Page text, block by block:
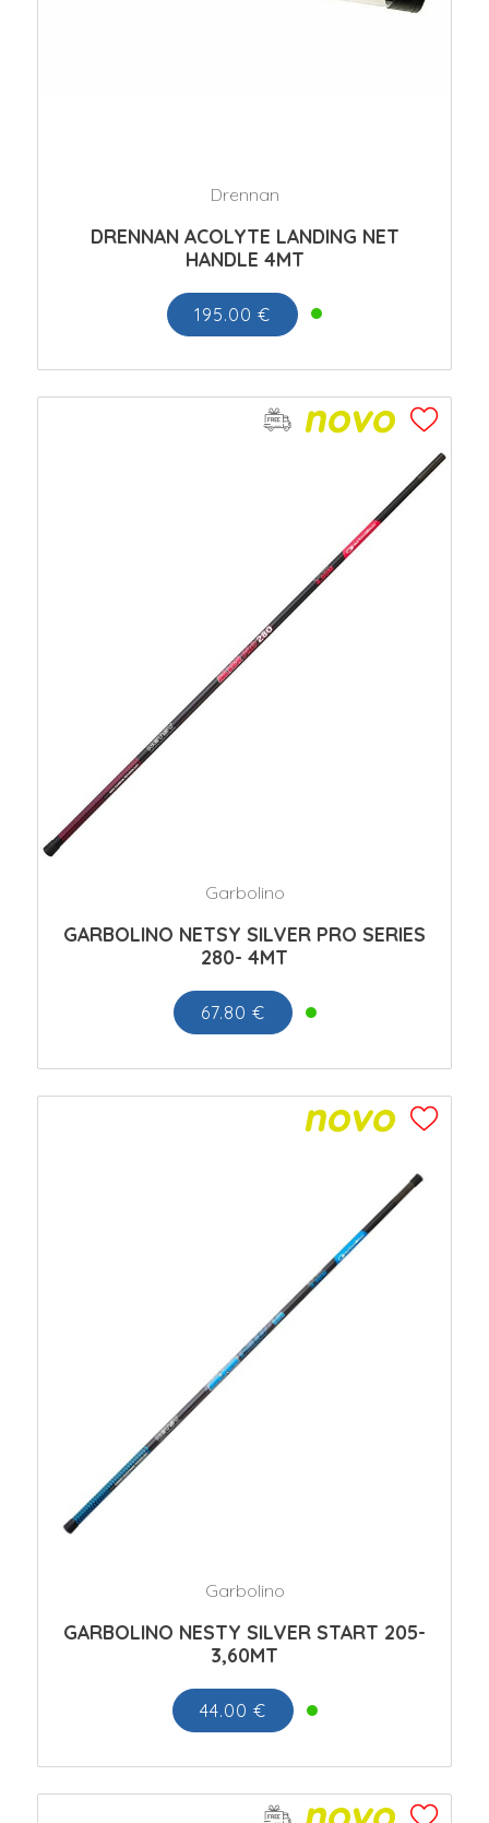
Drennan
DRENNAN ACOLYTE LANDING NET
HANDLE 4MT
195.00 €
Garbolino
GARBOLINO NETSY SILVER PRO SERIES
280- 4MT
67.80 €
Garbolino
GARBOLINO NESTY SILVER START 205-
3,60MT
44.00 €